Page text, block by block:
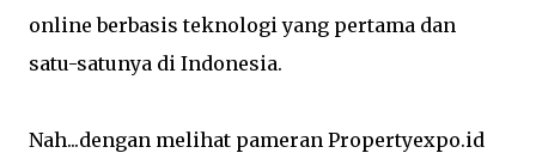
online berbasis teknologi yang pertama dan
satu-satunya di Indonesia.
Nah...dengan melihat pameran Propertyexpo.id